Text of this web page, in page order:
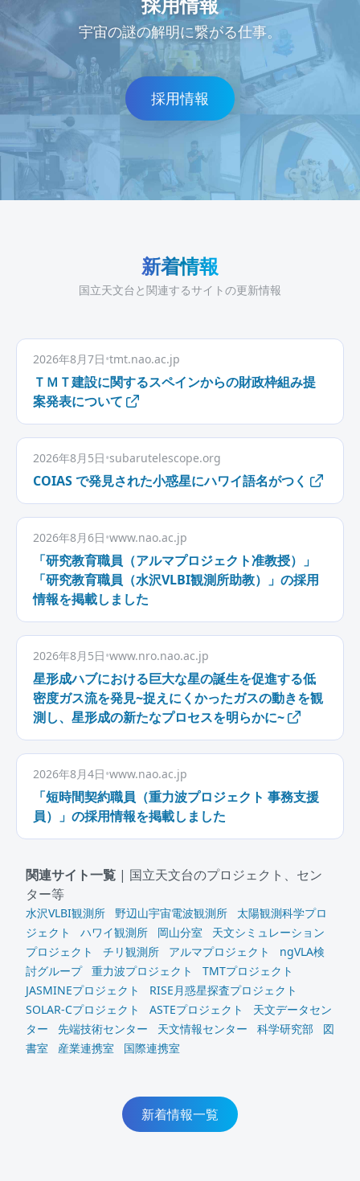
宇宙の謎の解明に繋がる仕事。
採用情報
新着情報
国立天文台と関連するサイトの更新情報
2026年8月7日•tmt.nao.ac.jp
ＴＭＴ建設に関するスペインからの財政枠組み提
案発表について
2026年8月5日•subarutelescope.org
COIAS で発見された小惑星にハワイ語名がつく
2026年8月6日•www.nao.ac.jp
「研究教育職員（アルマプロジェクト准教授）」
「研究教育職員（水沢VLBI観測所助教）」の採用
情報を掲載しました
2026年8月5日•www.nro.nao.ac.jp
星形成ハブにおける巨大な星の誕生を促進する低
密度ガス流を発見~捉えにくかったガスの動きを観
測し、星形成の新たなプロセスを明らかに~
2026年8月4日•www.nao.ac.jp
「短時間契約職員（重力波プロジェクト 事務支援
員）」の採用情報を掲載しました
関連サイト一覧 | 国立天文台のプロジェクト、セン
ター等
水沢VLBI観測所 野辺山宇宙電波観測所
太陽観測科学プロ
ジェクト
ハワイ観測所 岡山分室
天文シミュレーション
プロジェクト
チリ観測所 アルマプロジェクト
ngVLA検
討グループ
重力波プロジェクト
TMTプロジェクト
JASMINEプロジェクト
RISE月惑星探査プロジェクト
SOLAR-Cプロジェクト
ASTEプロジェクト
天文データセン
ター
先端技術センター 天文情報センター 科学研究部
図
書室
産業連携室 国際連携室
新着情報一覧